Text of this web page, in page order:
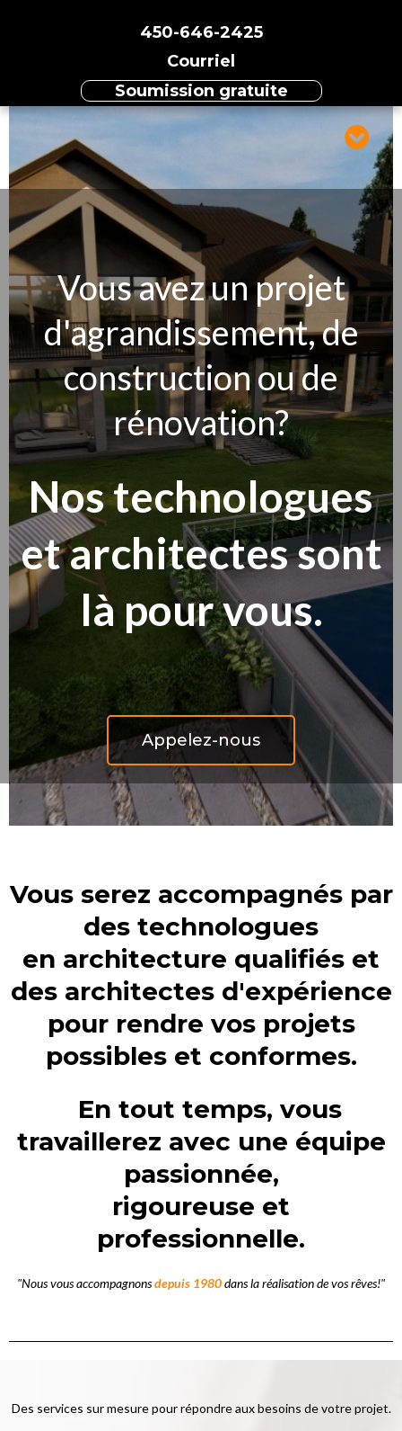
450-646-2425
Courriel
Soumission gratuite
Vous avez un projet
d'agrandissement, de
construction ou de
rénovation?
Nos technologues
et architectes sont
là pour vous.
Appelez-nous
Vous serez accompagnés par
des technologues
en architecture qualifiés et
des architectes d'expérience
pour rendre vos projets
possibles et conformes.
En tout temps, vous
travaillerez avec une équipe
passionnée,
rigoureuse et
professionnelle.
"Nous vous accompagnonsdepuis 1980dans la réalisation de vos rêves!"
Des services sur mesure pour répondre aux besoins de votre projet.